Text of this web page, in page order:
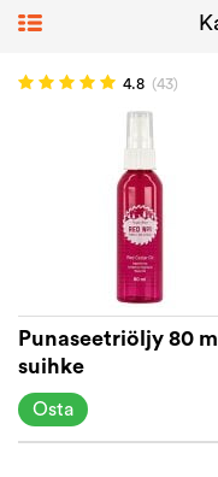
4.8 (43)
Punaseetriöljy 80 ml
suihke
Osta